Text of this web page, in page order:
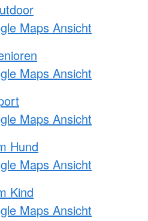
Maps Ansicht
Maps Ansicht
Maps Ansicht
Hund
Maps Ansicht
Kind
Maps Ansicht